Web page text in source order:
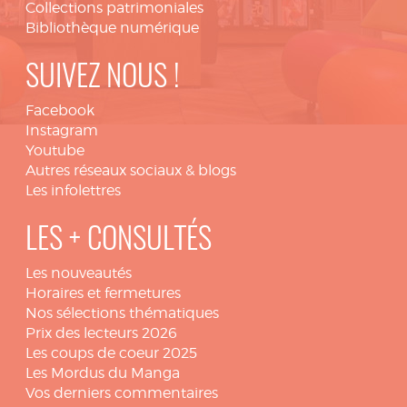
Collections patrimoniales
Bibliothèque numérique
SUIVEZ NOUS !
Facebook
Instagram
Youtube
Autres réseaux sociaux & blogs
Les infolettres
LES + CONSULTÉS
Les nouveautés
Horaires et fermetures
Nos sélections thématiques
Prix des lecteurs 2026
Les coups de coeur 2025
Les Mordus du Manga
Vos derniers commentaires